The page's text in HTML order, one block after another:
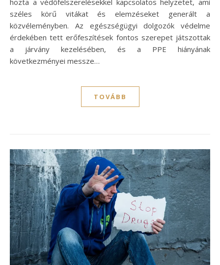
széles körű vitákat és elemzéseket generált a
közvéleményben. Az egészségügyi dolgozók védelme
érdekében tett erőfeszítések fontos szerepet játszottak
a járvány kezelésében, és a PPE hiányának
következményei messze…
TOVÁBB